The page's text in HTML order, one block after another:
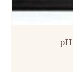
pH